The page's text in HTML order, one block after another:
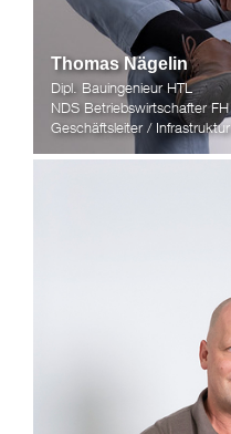
Thomas Nägelin
Dipl. Bauingenieur HTL
NDS Betriebswirtschafter FH
Geschäftsleiter / Infrastruktur